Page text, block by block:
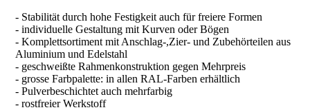
- Stabilität durch hohe Festigkeit auch für freiere Formen
- individuelle Gestaltung mit Kurven oder Bögen
- Komplettsortiment mit Anschlag-,Zier- und Zubehörteilen aus
Aluminium und Edelstahl
- geschweißte Rahmenkonstruktion gegen Mehrpreis
- grosse Farbpalette: in allen RAL-Farben erhältlich
- Pulverbeschichtet auch mehrfarbig
- rostfreier Werkstoff